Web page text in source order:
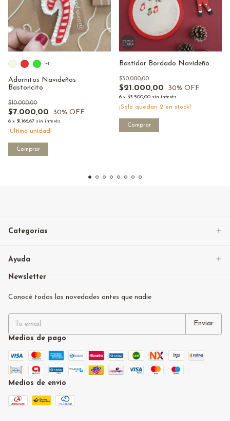
Adornitos Navideños
Bastoncito
$7.000,00
$10.000,00
30% OFF
6 x $1.166,67 sin interés
¡Última unidad!
+1
Comprar
Bastidor Bordado Navideño
$21.000,00
$30.000,00
30% OFF
6 x $3.500,00 sin interés
¡Solo quedan 2 en stock!
Categorías
Ayuda
Newsletter
Conocé todas las novedades antes que nadie
Medios de pago
Medios de envío